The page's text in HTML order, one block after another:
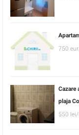
750
Cazare
plaja
550